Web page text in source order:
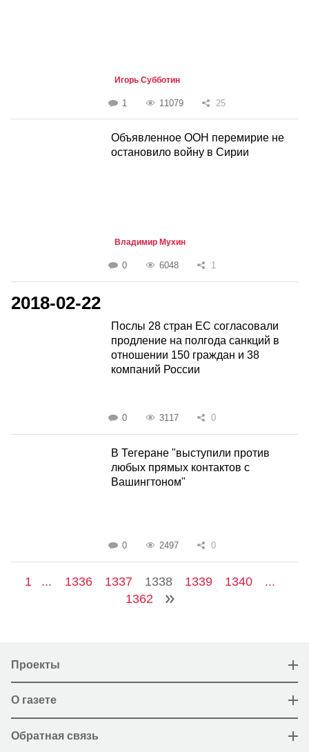
Игорь Субботин
1 11079 25
Объявленное ООН перемирие не
остановило войну в Сирии
Владимир Мухин
0 6048 1
2018-02-22
Послы 28 стран ЕС согласовали
продление на полгода санкций в
отношении 150 граждан и 38
компаний России
0 3117 0
В Тегеране "выступили против
любых прямых контактов с
Вашингтоном"
0 2497 0
1 ... 1336 1337 1338 1339 1340
...
1362
Проекты
О газете
Обратная связь